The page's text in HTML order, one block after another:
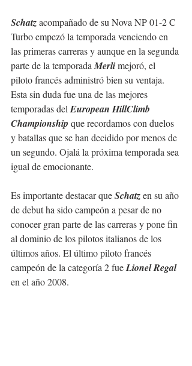
Schatz acompañado de su Nova NP 01-2 C
Turbo empezó la temporada venciendo en
las primeras carreras y aunque en la segunda
parte de la temporada Merli mejoró, el
piloto francés administró bien su ventaja.
Esta sin duda fue una de las mejores
temporadas del European HillClimb
Championship que recordamos con duelos
y batallas que se han decidido por menos de
un segundo. Ojalá la próxima temporada sea
igual de emocionante.
Es importante destacar que Schatz en su año
de debut ha sido campeón a pesar de no
conocer gran parte de las carreras y pone fin
al dominio de los pilotos italianos de los
últimos años. El último piloto francés
campeón de la categoría 2 fue Lionel Regal
en el año 2008.